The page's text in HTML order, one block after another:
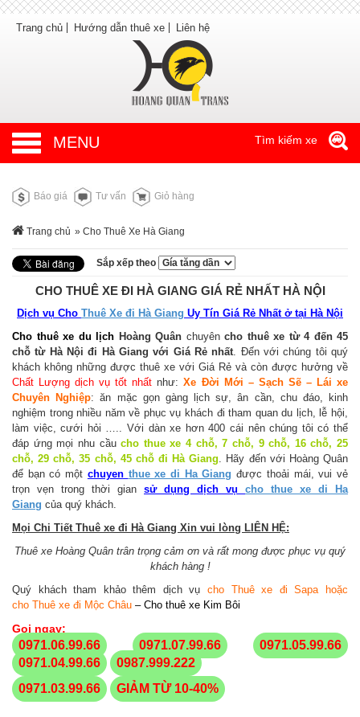
Trang chủ Hướng dẫn thuê xe Liên hệ
MENU Tìm kiếm xe
Báo giá Tư vấn Giỏ hàng
Trang chủ » Cho Thuê Xe Hà Giang
Sắp xếp theo
CHO THUÊ XE ĐI HÀ GIANG GIÁ RẺ NHẤT HÀ NỘI
Dịch vụ Cho Thuê Xe đi Hà Giang Uy Tín Giá Rẻ Nhất ở tại Hà Nội
Cho thuê xe du lịch Hoàng Quân chuyên cho thuê xe từ 4 đến 45
chỗ từ Hà Nội đi Hà Giang với Giá Rẻ nhất. Đến với chúng tôi quý
khách không những được thuê xe với Giá Rẻ và còn được hưởng về
Chất Lượng dịch vụ tốt nhất như:Xe Đời Mới – Sạch Sẽ – Lái xe
Chuyên Nghiệp: ăn mặc gọn gàng lịch sự, ân cần, chu đáo, kinh
nghiệm trong nhiều năm về phục vụ khách đi tham quan du lịch, lễ hội,
làm việc, cưới hỏi ….. Với dàn xe hơn 400 cái nên chúng tôi có thể
đáp ứng mọi nhu cầucho thue xe 4 chỗ, 7 chỗ, 9 chỗ, 16 chỗ, 25
chỗ, 29 chỗ, 35 chỗ, 45 chỗ đi Hà Giang. Hãy đến với Hoàng Quân
để bạn có một chuyen thue xe di Ha Giang được thoải mái, vui vẻ
trọn vẹn trong thời gian sử dụng dịch vụ cho thue xe di Ha
Giang của quý khách.
Mọi Chi Tiết Thuê xe đi Hà Giang Xin vui lòng LIÊN HỆ:
Thuê xe Hoàng Quân trân trọng cảm ơn và rất mong được phục vụ quý
khách hàng !
Quý khách tham khảo thêm dịch vụcho Thuê xe đi Sapahoặc
cho Thuê xe đi Mộc Châu – Cho thuê xe Kim Bôi
Gọi ngay:
0971.06.99.66 0971.07.99.66
0971.05.99.66
0971.04.99.66
0987.999.222
0971.03.99.66
GIẢM TỪ 10-40%